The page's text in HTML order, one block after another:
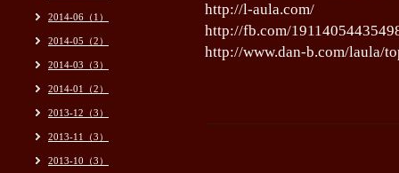
http://l-aula.com/
http://fb.com/
http://www.dan-b.com/laula/
2014-06（1）
2014-05（2）
2014-03（3）
2014-01（2）
2013-12（3）
2013-11（3）
2013-10（3）